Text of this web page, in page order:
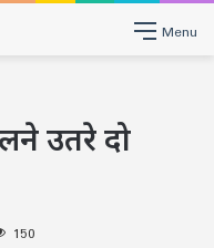
Menu
उतरे दो
150